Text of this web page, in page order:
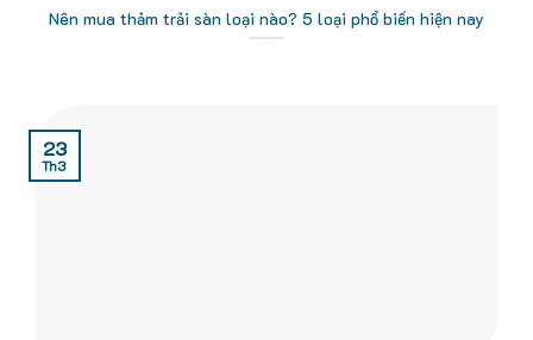
Nên mua thảm trải sàn loại nào? 5 loại phổ biến hiện nay
23
Th3